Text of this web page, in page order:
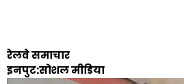
रेलवे समाचार
इनपुट:सोशल मीडिया